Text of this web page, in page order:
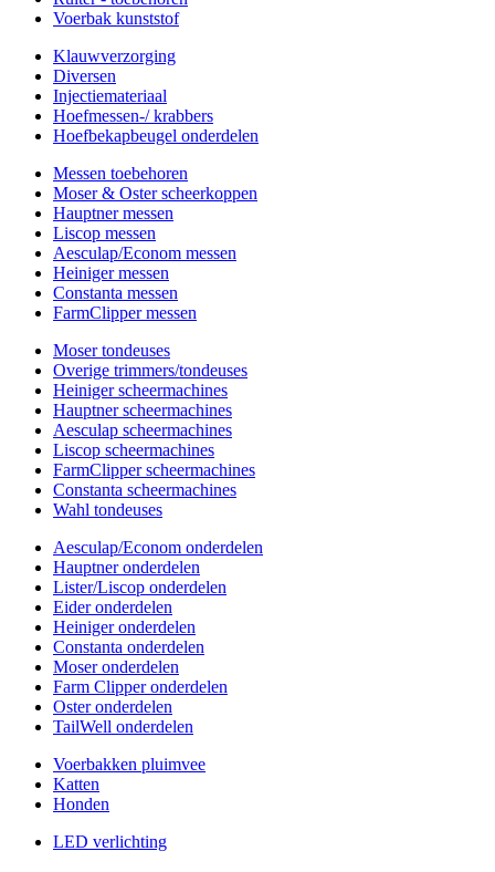
Voerbak kunststof
Klauwverzorging
Diversen
Injectiemateriaal
Hoefmessen-/ krabbers
Hoefbekapbeugel onderdelen
Messen toebehoren
Moser & Oster scheerkoppen
Hauptner messen
Liscop messen
Aesculap/Econom messen
Heiniger messen
Constanta messen
FarmClipper messen
Moser tondeuses
Overige trimmers/tondeuses
Heiniger scheermachines
Hauptner scheermachines
Aesculap scheermachines
Liscop scheermachines
FarmClipper scheermachines
Constanta scheermachines
Wahl tondeuses
Aesculap/Econom onderdelen
Hauptner onderdelen
Lister/Liscop onderdelen
Eider onderdelen
Heiniger onderdelen
Constanta onderdelen
Moser onderdelen
Farm Clipper onderdelen
Oster onderdelen
TailWell onderdelen
Voerbakken pluimvee
Katten
Honden
LED verlichting